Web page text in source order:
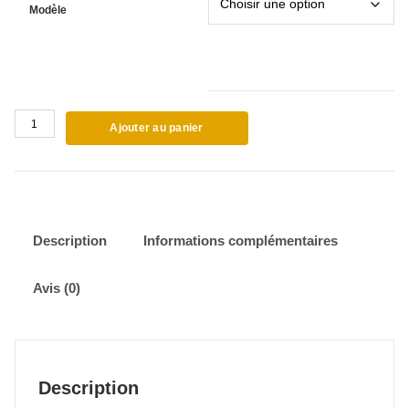
Modèle
quantité
de
pour
Style
Ajouter au panier
Description Informations complémentaires
Avis (0)
Description